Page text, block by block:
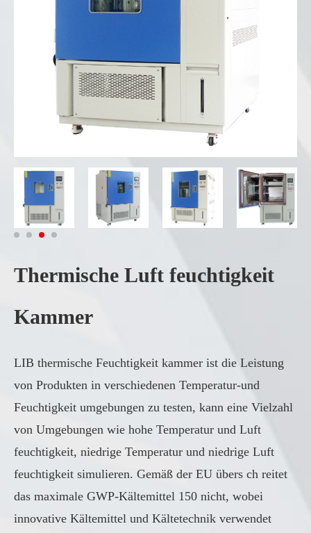
Thermische Luft feuchtigkeit
Kammer
LIB thermische Feuchtigkeit kammer ist die Leistung
von Produkten in verschiedenen Temperatur-und
Feuchtigkeit umgebungen zu testen, kann eine Vielzahl
von Umgebungen wie hohe Temperatur und Luft
feuchtigkeit, niedrige Temperatur und niedrige Luft
feuchtigkeit simulieren. Gemäß der EU übers ch reitet
das maximale GWP-Kältemittel 150 nicht, wobei
innovative Kältemittel und Kältetechnik verwendet